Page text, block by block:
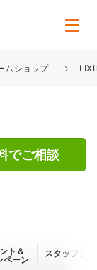
ムショップ
でご相談
ト＆
ペーン
スタッフブ